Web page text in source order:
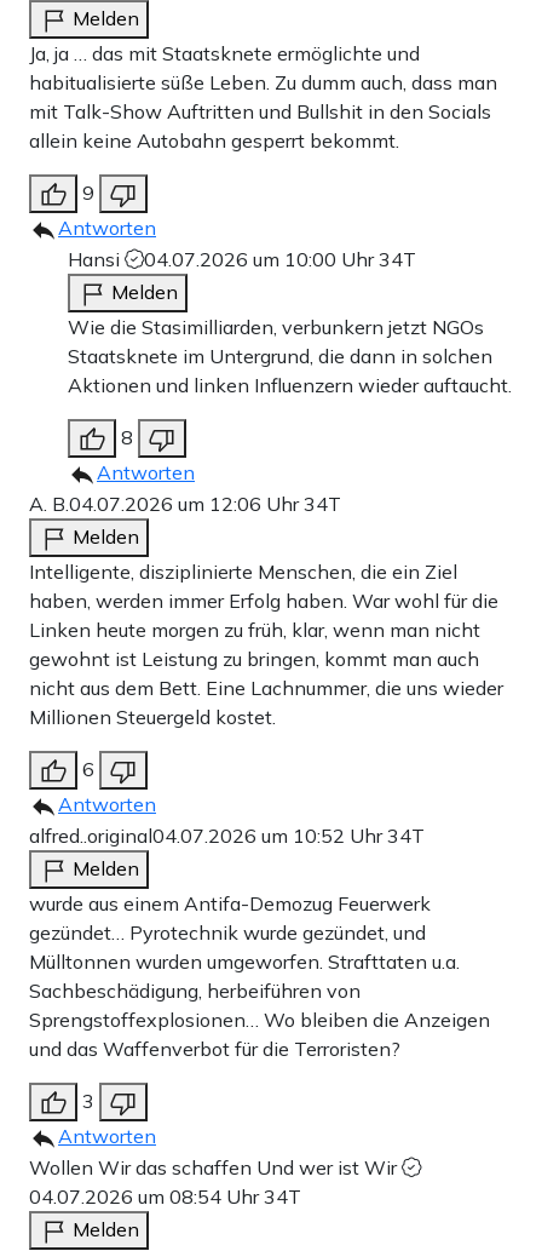
Melden
Ja, ja … das mit Staatsknete ermöglichte und
habitualisierte süße Leben. Zu dumm auch, dass man
mit Talk-Show Auftritten und Bullshit in den Socials
allein keine Autobahn gesperrt bekommt.
9
Antworten
Hansi
04.07.2026 um 10:00 Uhr34T
Melden
Wie die Stasimilliarden, verbunkern jetzt NGOs
Staatsknete im Untergrund, die dann in solchen
Aktionen und linken Influenzern wieder auftaucht.
8
Antworten
A. B.04.07.2026 um 12:06 Uhr34T
Melden
Intelligente, disziplinierte Menschen, die ein Ziel
haben, werden immer Erfolg haben. War wohl für die
Linken heute morgen zu früh, klar, wenn man nicht
gewohnt ist Leistung zu bringen, kommt man auch
nicht aus dem Bett. Eine Lachnummer, die uns wieder
Millionen Steuergeld kostet.
6
Antworten
alfred..original04.07.2026 um 10:52 Uhr34T
Melden
wurde aus einem Antifa-Demozug Feuerwerk
gezündet… Pyrotechnik wurde gezündet, und
Mülltonnen wurden umgeworfen. Strafttaten u.a.
Sachbeschädigung, herbeiführen von
Sprengstoffexplosionen… Wo bleiben die Anzeigen
und das Waffenverbot für die Terroristen?
3
Antworten
Wollen Wir das schaffen Und wer ist Wir
04.07.2026 um 08:54 Uhr34T
Melden